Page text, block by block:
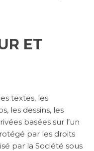
ET
textes, les
les dessins, les
basées sur l’un
par les droits
par la Société sous